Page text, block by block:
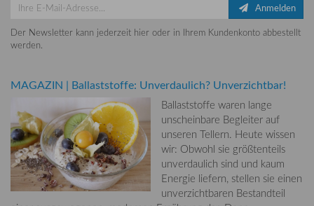
Anmelden
Der Newsletter kann jederzeit hier oder in Ihrem Kundenkonto abbestellt
werden.
MAGAZIN | Ballaststoffe: Unverdaulich? Unverzichtbar!
Ballaststoffe waren lange
unscheinbare Begleiter auf
unseren Tellern. Heute wissen
wir: Obwohl sie größtenteils
unverdaulich sind und kaum
Energie liefern, stellen sie einen
unverzichtbaren Bestandteil